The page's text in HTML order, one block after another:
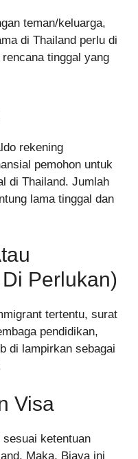
teman/keluarga,
di Thailand perlu di
tinggal yang
rekening
pemohon untuk
di Thailand. Jumlah
lama tinggal dan
Perlukan)
tertentu, surat
pendidikan,
di lampirkan sebagai
Visa
ketentuan
Maka, Biaya ini